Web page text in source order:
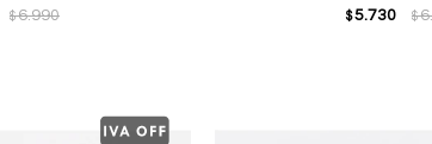
$6.990 $5.730 $